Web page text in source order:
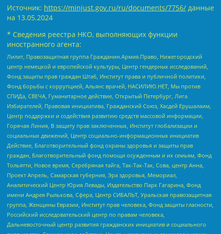
Источник: https://minjust.gov.ru/ru/documents/7756/ данные
на 13.05.2024
* Сведения реестра НКО, выполняющих функции
иностранного агента:
Лилит, Правозащитная группа Гражданин.Армия.Право, Нижегородский
центр немецкой и европейской культуры, Центр гендерных исследований,
Фонд защиты прав граждан Штаб, Институт права и публичной политики,
Фонд борьбы с коррупцией, Альянс врачей, НАСИЛИЮ.НЕТ, Мы против
СПИДа, СВЕЧА, Гуманитарное действие, Открытый Петербург, Лига
Избирателей, Правовая инициатива, Гражданский Союз, Хасдей Ерушалаим,
Центр поддержки и содействия развитию средств массовой информации,
Горячая Линия, В защиту прав заключенных, Институт глобализации и
социальных движений, Центр социально-информационных инициатив
Действие, Благотворительный фонд охраны здоровья и защиты прав
граждан, Благотворительный фонд помощи осужденным и их семьям, Фонд
Тольятти, Новое время, Серебряная тайга, Так-Так-Так, Сова, центр Анна,
Проект Апрель, Самарская губерния, Эра здоровья, Мемориал,
Аналитический Центр Юрия Левады, Издательство Парк Гагарина, Фонд
имени Андрея Рылькова, Сфера, Центр СИБАЛЬТ, Уральская правозащитная
группа, Женщины Евразии, Институт прав человека, Фонд защиты гласности,
Российский исследовательский центр по правам человека,
Дальневосточный центр развития гражданских инициатив и социального